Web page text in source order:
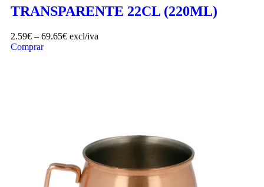
TRANSPARENTE 22CL (220ML)
2.59€ – 69.65€ excl/iva
Comprar